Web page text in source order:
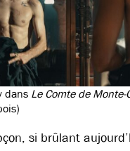
dans Le Comte de Monte-
si brûlant